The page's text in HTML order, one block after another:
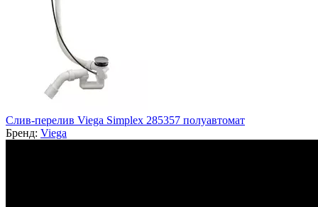
Слив-перелив Viega Simplex 285357 полуавтомат
Бренд: Viega